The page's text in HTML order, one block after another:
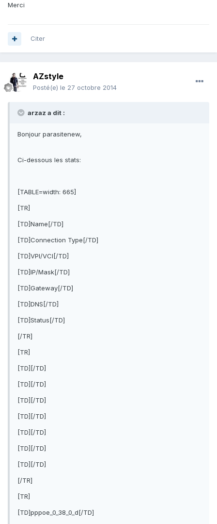
Merci
Citer
AZstyle
Posté(e) le 27 octobre 2014
arzaz a dit :
Bonjour parasitenew,
Ci-dessous les stats:
[TABLE=width: 665]
[TR]
[TD]Name[/TD]
[TD]Connection Type[/TD]
[TD]VPI/VCI[/TD]
[TD]IP/Mask[/TD]
[TD]Gateway[/TD]
[TD]DNS[/TD]
[TD]Status[/TD]
[/TR]
[TR]
[TD][/TD]
[TD][/TD]
[TD][/TD]
[TD][/TD]
[TD][/TD]
[TD][/TD]
[TD][/TD]
[/TR]
[TR]
[TD]pppoe_0_38_0_d[/TD]